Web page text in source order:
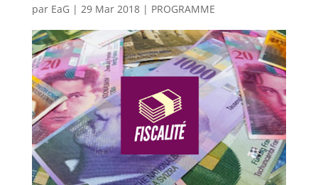
par EaG | 29 Mar 2018| PROGRAMME